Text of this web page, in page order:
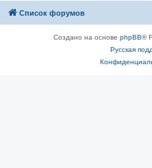
Список форумов
Создано на основе phpBB®
Русская